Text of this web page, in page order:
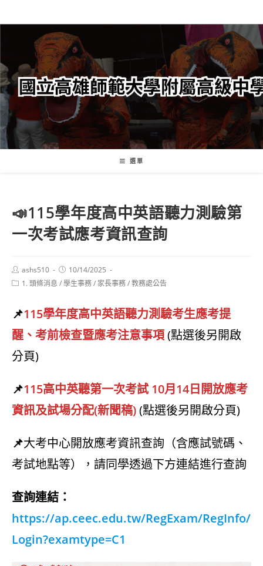
轉
要
內
容
選單
📣115學年度高中英語聽力測驗第
一次考試應考資訊查詢
Post
author:
ashs510
Post
published:
10/14/2025
Post1. 頭條消息 /學生事務/ 家長事務/教務處公告
📌115學年度高中英語聽力測驗考生應考提
醒、考前檢查暨應考注意事項(點選後另開啟
分頁)
📌115高中英聽第一次考試 10月14日開放應考
資訊及試場分配(新聞稿)(點選後另開啟分頁)
📌大考中心開放應考資訊查詢（含應試號碼、
考試地點等），請同學透過下方連結進行查詢
查詢連結：
https://ap.ceec.edu.tw/RegExam/RegInfo/
Login?examtype=C1